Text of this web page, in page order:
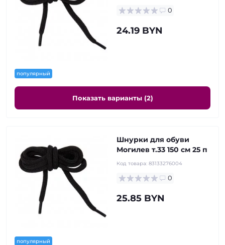
популярный
0
24.19 BYN
Показать варианты (2)
популярный
Шнурки для обуви
Могилев т.33 150 см 25 п
Код товара: 83133276004
0
25.85 BYN